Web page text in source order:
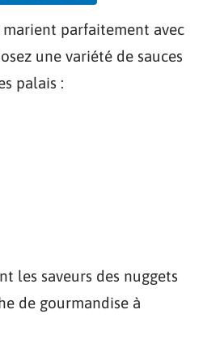
marient parfaitement avec
une variété de sauces
palais :
les saveurs des nuggets
de gourmandise à